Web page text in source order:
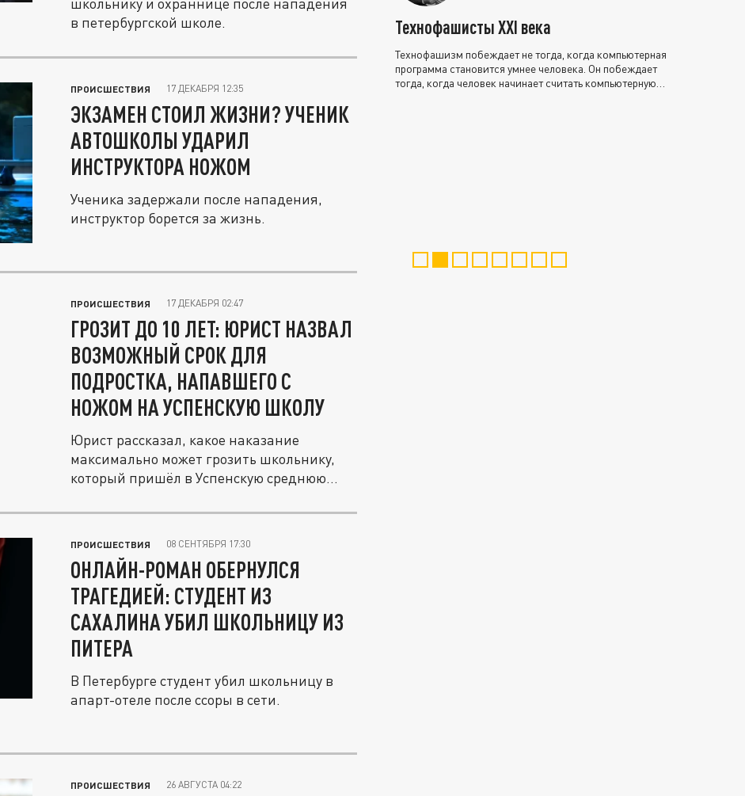
в петербургской школе.
ПРОИСШЕСТВИЯ 17 ДЕКАБРЯ 12:35
ЭКЗАМЕН СТОИЛ ЖИЗНИ? УЧЕНИК
АВТОШКОЛЫ УДАРИЛ
ИНСТРУКТОРА НОЖОМ
Ученика задержали после нападения,
инструктор борется за жизнь.
ПРОИСШЕСТВИЯ 17 ДЕКАБРЯ 02:47
ГРОЗИТ ДО 10 ЛЕТ: ЮРИСТ НАЗВАЛ
ВОЗМОЖНЫЙ СРОК ДЛЯ
ПОДРОСТКА, НАПАВШЕГО С
НОЖОМ НА УСПЕНСКУЮ ШКОЛУ
Юрист рассказал, какое наказание
максимально может грозить школьнику,
который пришёл в Успенскую среднюю...
ПРОИСШЕСТВИЯ 08 СЕНТЯБРЯ 17:30
ОНЛАЙН-РОМАН ОБЕРНУЛСЯ
ТРАГЕДИЕЙ: СТУДЕНТ ИЗ
САХАЛИНА УБИЛ ШКОЛЬНИЦУ ИЗ
ПИТЕРА
В Петербурге студент убил школьницу в
апарт-отеле после ссоры в сети.
ПРОИСШЕСТВИЯ 26 АВГУСТА 04:22
Технофашисты XXI века
Технофашизм побеждает не тогда, когда компьютерная
программа становится умнее человека. Он побеждает
тогда, когда человек начинает считать компьютерную